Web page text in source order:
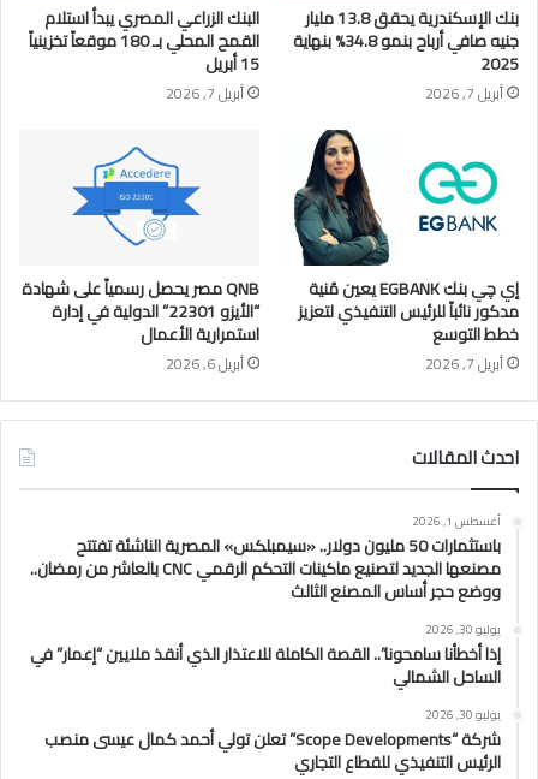
بنك الإسكندرية يحقق 13.8 مليار
جنيه صافي أرباح بنمو 34.8% بنهاية
2025
أبريل 7, 2026
البنك الزراعي المصري يبدأ استلام
القمح المحلي بـ 180 موقعاً تخزينياً
15 أبريل
أبريل 7, 2026
إي چي بنك EGBANK يعين مُنية
مدكور نائباً للرئيس التنفيذي لتعزيز
خطط التوسع
أبريل 7, 2026
QNB مصر يحصل رسمياً على شهادة
“الأيزو 22301” الدولية في إدارة
استمرارية الأعمال
أبريل 6, 2026
احدث المقالات
أغسطس 1, 2026
باستثمارات 50 مليون دولار.. «سيمبلكس» المصرية الناشئة تفتتح
مصنعها الجديد لتصنيع ماكينات التحكم الرقمي CNC بالعاشر من رمضان..
ووضع حجر أساس المصنع الثالث
يوليو 30, 2026
إذا أخطأنا سامحونا”.. القصة الكاملة للاعتذار الذي أنقذ ملايين “إعمار” في
الساحل الشمالي
يوليو 30, 2026
شركة “Scope Developments” تعلن تولي أحمد كمال عيسى منصب
الرئيس التنفيذي للقطاع التجاري